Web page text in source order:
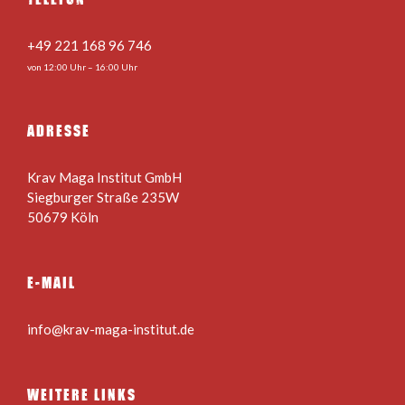
+49 221 168 96 746
von 12:00 Uhr – 16:00 Uhr
ADRESSE
Krav Maga Institut GmbH
Siegburger Straße 235W
50679 Köln
E-MAIL
info@krav-maga-institut.de
WEITERE LINKS